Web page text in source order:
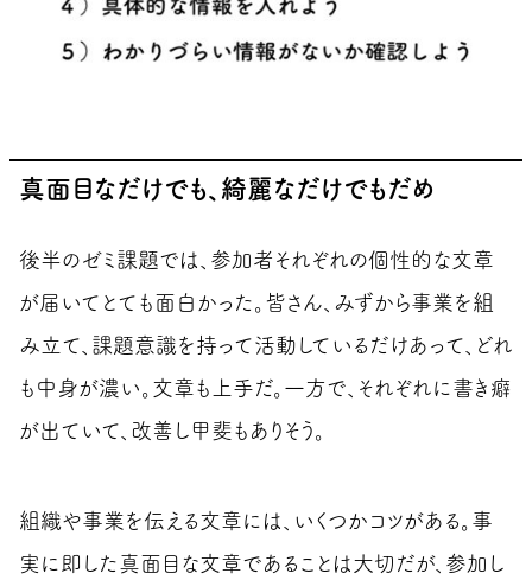
真面目なだけでも、綺麗なだけでもだめ
後半のゼミ課題では、参加者それぞれの個性的な文章
が届いてとても面白かった。皆さん、みずから事業を組
み立て、課題意識を持って活動しているだけあって、どれ
も中身が濃い。文章も上手だ。一方で、それぞれに書き癖
が出ていて、改善し甲斐もありそう。
組織や事業を伝える文章には、いくつかコツがある。事
実に即した真面目な文章であることは大切だが、参加し